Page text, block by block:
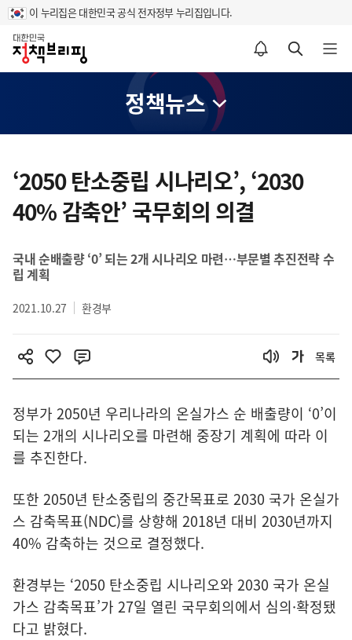
이 누리집은 대한민국 공식 전자정부 누리집입니다.
홈
알림설정 바로가기 검색 바로가기 메뉴 열기
정책뉴스
텐
영
‘2050 탄소중립 시나리오’, ‘2030
40% 감축안’ 국무회의 의결
국내 순배출량 ‘0’ 되는 2개 시나리오 마련…부문별 추진전략 수
립 계획
2021.10.27 환경부
목록
정부가 2050년 우리나라의 온실가스 순 배출량이 ‘0’이
되는 2개의 시나리오를 마련해 중장기 계획에 따라 이
를 추진한다.
또한 2050년 탄소중립의 중간목표로 2030 국가 온실가
스 감축목표(NDC)를 상향해 2018년 대비 2030년까지
40% 감축하는 것으로 결정했다.
환경부는 ‘2050 탄소중립 시나리오와 2030 국가 온실
가스 감축목표’가 27일 열린 국무회의에서 심의·확정됐
다고 밝혔다.